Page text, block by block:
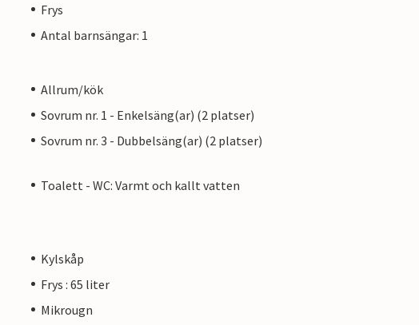
Frys
Antal barnsängar: 1
Allrum/kök
Sovrum nr. 1 - Enkelsäng(ar) (2 platser)
Sovrum nr. 3 - Dubbelsäng(ar) (2 platser)
Toalett - WC: Varmt och kallt vatten
Kylskåp
Frys : 65 liter
Mikrougn